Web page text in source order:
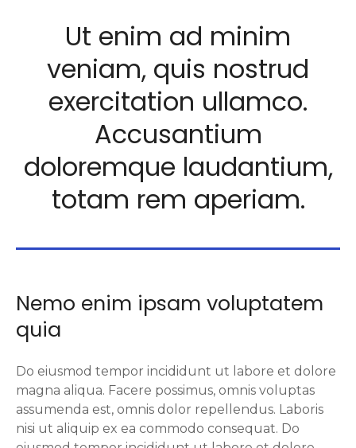
Ut enim ad minim
veniam, quis nostrud
exercitation ullamco.
Accusantium
doloremque laudantium,
totam rem aperiam.
Nemo enim ipsam voluptatem
quia
Do eiusmod tempor incididunt ut labore et dolore
magna aliqua. Facere possimus, omnis voluptas
assumenda est, omnis dolor repellendus. Laboris
nisi ut aliquip ex ea commodo consequat. Do